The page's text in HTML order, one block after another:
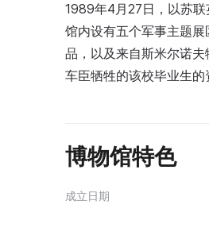
1989年4月27日，以苏联
馆内设有五个军事主题
品，以及来自斯米尔诺
车臣牺牲的该校毕业生
博物馆特色
成立日期